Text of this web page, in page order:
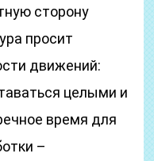
сторону
просит
движений:
целыми и
время для
–